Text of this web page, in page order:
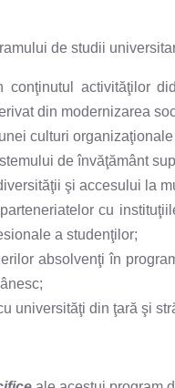
de studii
conţinutul activităţilor
din modernizarea
culturi
de învăţământ
şi accesului la
cu
a studenţilor;
absolvenţi în
universităţi din ţară şi